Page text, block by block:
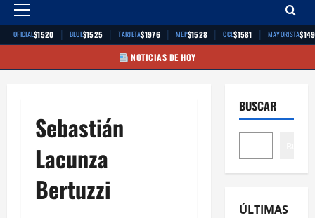
Menú
principal
OFICIAL$1520 | BLUE$1525 | TARJETA$1976 | MEP$1528 | CCL$1581 | MAYORISTA
NOTICIAS DE HOY
Sebastián
Lacunza
Bertuzzi
BUSCAR
ÚLTIMAS